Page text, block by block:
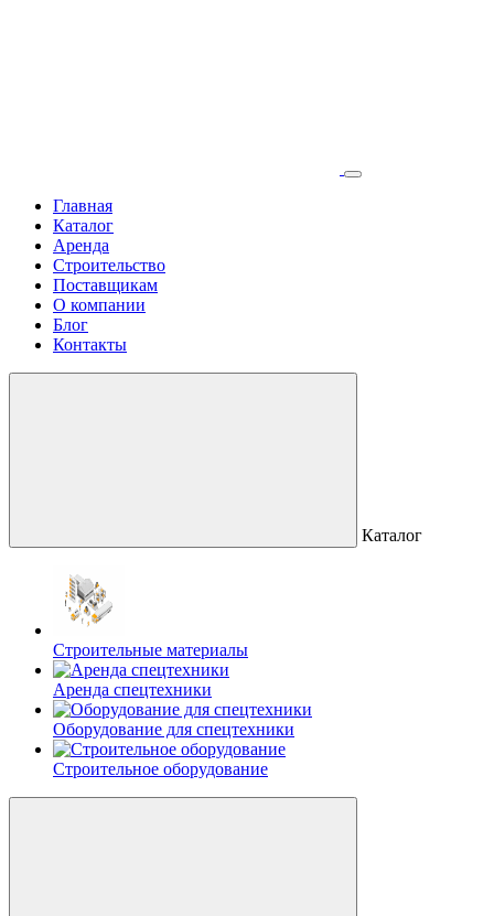
Главная
Каталог
Аренда
Строительство
Поставщикам
О компании
Блог
Контакты
Каталог
Строительные материалы
Аренда спецтехники
Оборудование для спецтехники
Строительное оборудование